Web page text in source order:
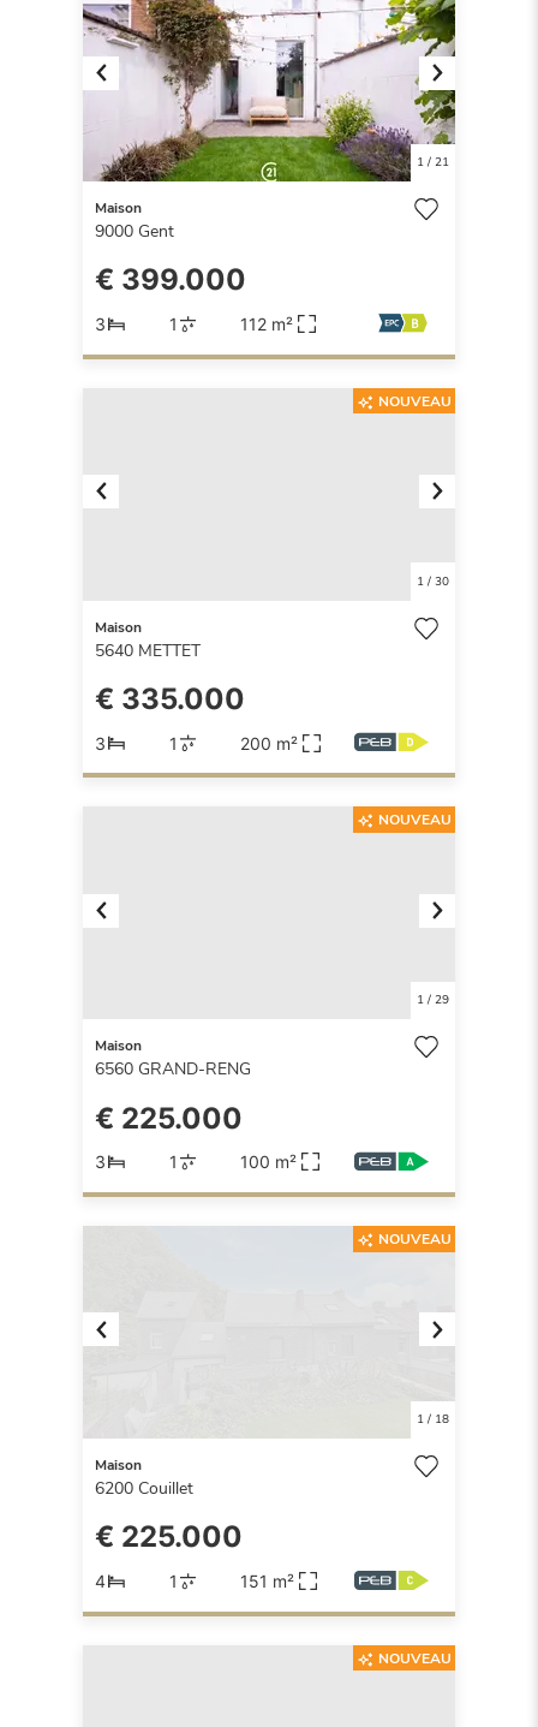
Previous Next
1/ 21
Maison
9000 Gent
€ 399.000
3 1 112 m²
Next
1/ 30
NOUVEAU
Maison
5640 METTET
€ 335.000
3 1 200 m²
Next
1/ 29
NOUVEAU
Maison
6560 GRAND-RENG
€ 225.000
3 1 100 m²
Previous Next
1/ 18
NOUVEAU
Maison
6200 Couillet
€ 225.000
4 1 151 m²
NOUVEAU